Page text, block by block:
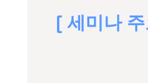
[ 세미나